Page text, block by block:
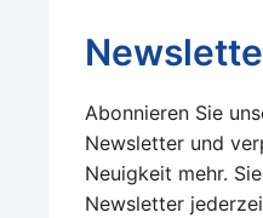
Abonnieren Sie
Newsletter und
Neuigkeit mehr.
Newsletter